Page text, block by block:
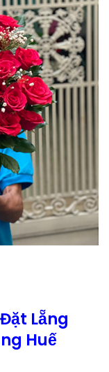
Lẵng
Huế